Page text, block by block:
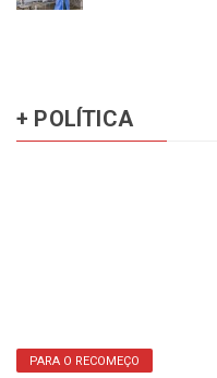
+ POLÍTICA